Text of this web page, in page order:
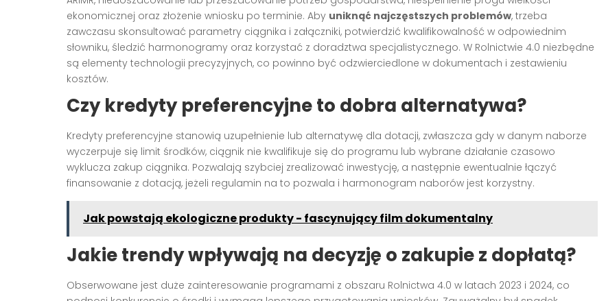
ekonomicznej oraz złożenie wniosku po terminie. Aby uniknąć najczęstszych problemów, trzeba
zawczasu skonsultować parametry ciągnika i załączniki, potwierdzić kwalifikowalność w odpowiednim
słowniku, śledzić harmonogramy oraz korzystać z doradztwa specjalistycznego. W Rolnictwie 4.0 niezbędne
są elementy technologii precyzyjnych, co powinno być odzwierciedlone w dokumentach i zestawieniu
kosztów.
Czy kredyty preferencyjne to dobra alternatywa?
Kredyty preferencyjne stanowią uzupełnienie lub alternatywę dla dotacji, zwłaszcza gdy w danym naborze
wyczerpuje się limit środków, ciągnik nie kwalifikuje się do programu lub wybrane działanie czasowo
wyklucza zakup ciągnika. Pozwalają szybciej zrealizować inwestycję, a następnie ewentualnie łączyć
finansowanie z dotacją, jeżeli regulamin na to pozwala i harmonogram naborów jest korzystny.
Jak powstają ekologiczne produkty - fascynujący film dokumentalny
Jakie trendy wpływają na decyzję o zakupie z dopłatą?
Obserwowane jest duże zainteresowanie programami z obszaru Rolnictwa 4.0 w latach 2023 i 2024, co